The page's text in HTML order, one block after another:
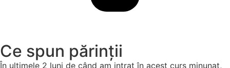
Ce spun părinții
În ultimele 2 luni de când am intrat în acest curs minunat,